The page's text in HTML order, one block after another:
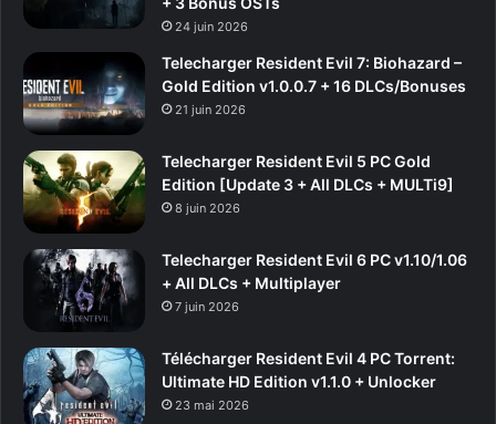
24 juin 2026
Telecharger Resident Evil 7: Biohazard –
Gold Edition v1.0.0.7 + 16 DLCs/Bonuses
21 juin 2026
Telecharger Resident Evil 5 PC Gold
Edition [Update 3 + All DLCs + MULTi9]
8 juin 2026
Telecharger Resident Evil 6 PC v1.10/1.06
+ All DLCs + Multiplayer
7 juin 2026
Télécharger Resident Evil 4 PC Torrent:
Ultimate HD Edition v1.1.0 + Unlocker
23 mai 2026